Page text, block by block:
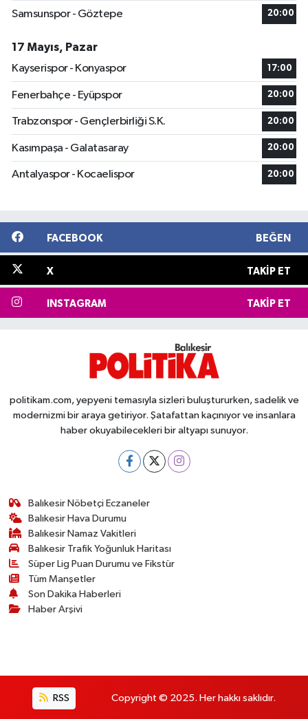
Samsunspor - Göztepe 20:00
17 Mayıs, Pazar
Kayserispor - Konyaspor
17:00
Fenerbahçe - Eyüpspor 20:00
Trabzonspor - Gençlerbirliği S.K. 20:00
Kasımpaşa - Galatasaray 20:00
Antalyaspor - Kocaelispor 20:00
FACEBOOK BEĞEN
X TAKIP ET
INSTAGRAM TAKIP ET
politikam.com, yepyeni temasıyla sizleri buluştururken, sadelik ve
modernizmi bir araya getiriyor. Şatafattan kaçınıyor ve insanlara
haber okuyabilecekleri bir altyapı sunuyor.
Balıkesir Nöbetçi Eczaneler
Balıkesir Hava Durumu
Balıkesir Namaz Vakitleri
Balıkesir Trafik Yoğunluk Haritası
Süper Lig Puan Durumu ve Fikstür
Tüm Manşetler
Son Dakika Haberleri
Haber Arşivi
RSS Copyright © 2025. Her hakkı saklıdır.